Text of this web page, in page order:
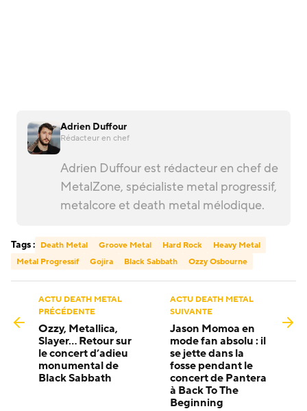
Adrien Duffour
Rédacteur en chef
Adrien Duffour est rédacteur en chef de
MetalZone, spécialiste metal progressif,
metalcore et death metal mélodique.
Tags : Death Metal Groove Metal Hard Rock
Heavy Metal
Metal Progressif
Gojira Black Sabbath Ozzy Osbourne
ACTU DEATH METAL
PRÉCÉDENTE
Ozzy, Metallica,
Slayer… Retour sur
le concert d’adieu
monumental de
Black Sabbath
ACTU DEATH METAL
SUIVANTE
Jason Momoa en
mode fan absolu : il
se jette dans la
fosse pendant le
concert de Pantera
à Back To The
Beginning